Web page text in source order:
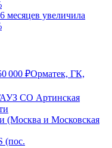
месяцев увеличила
000 ₽Орматек, ГК,
СО Артинская
(Москва и Московская
(пос.